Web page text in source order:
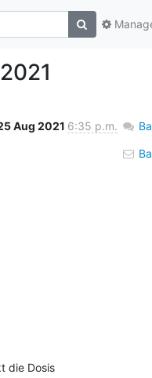
Aug 2021 6:35 p.m.
die Dosis